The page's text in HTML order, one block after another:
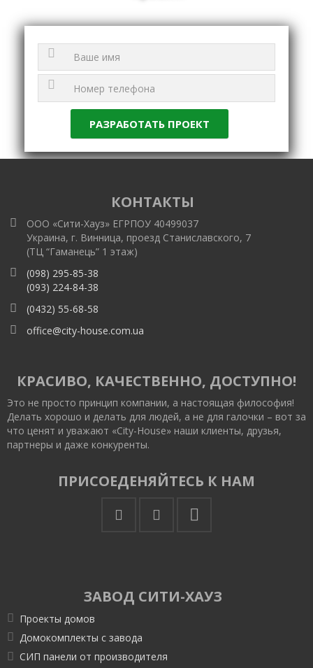
КОНТАКТЫ
ООО «Сити-Хауз» ЕГРПОУ 40499037
Украина, г. Винница, проезд Станиславского, 7
(ТЦ “Гаманець” 1 этаж)
(098) 295-85-38
(093) 224-84-38
(0432) 55-68-58
office@city-house.com.ua
КРАСИВО, КАЧЕСТВЕННО, ДОСТУПНО!
Это не просто принцип компании, а настоящая философия!
Делать хорошо и делать для людей, а не для галочки – вот за
что ценят и уважают «City-House» наши клиенты, друзья,
партнеры и даже конкуренты.
ПРИСОЕДЕНЯЙТЕСЬ К НАМ
ЗАВОД СИТИ-ХАУЗ
Проекты домов
Домокомплекты с завода
СИП панели от производителя